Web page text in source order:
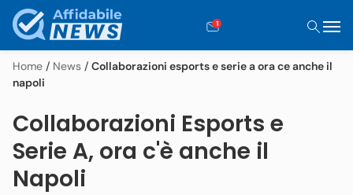
1
Home / News / Collaborazioni esports e serie a ora ce anche il
napoli
Collaborazioni Esports e
Serie A, ora c'è anche il
Napoli